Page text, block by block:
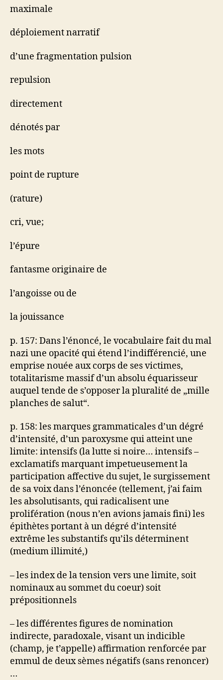
maximale
déploiement narratif
d’une fragmentation pulsion
repulsion
directement
dénotés par
les mots
point de rupture
(rature)
cri, vue;
l’épure
fantasme originaire de
l’angoisse ou de
la jouissance
p. 157: Dans l’énoncé, le vocabulaire fait du mal
nazi une opacité qui étend l’indifférencié, une
emprise nouée aux corps de ses victimes,
totalitarisme massif d’un absolu équarisseur
auquel tende de s’opposer la pluralité de „mille
planches de salut“.
p. 158: les marques grammaticales d’un dégré
d’intensité, d’un paroxysme qui atteint une
limite: intensifs (la lutte si noire… intensifs –
exclamatifs marquant impetueusement la
participation affective du sujet, le surgissement
de sa voix dans l’énoncée (tellement, j’ai faim
les absolutisants, qui radicalisent une
prolifération (nous n’en avions jamais fini) les
épithètes portant à un dégré d’intensité
extrême les substantifs qu’ils déterminent
(medium illimité,)
– les index de la tension vers une limite, soit
nominaux au sommet du coeur) soit
prépositionnels
– les différentes figures de nomination
indirecte, paradoxale, visant un indicible
(champ, je t’appelle) affirmation renforcée par
emmul de deux sèmes négatifs (sans renoncer)
…